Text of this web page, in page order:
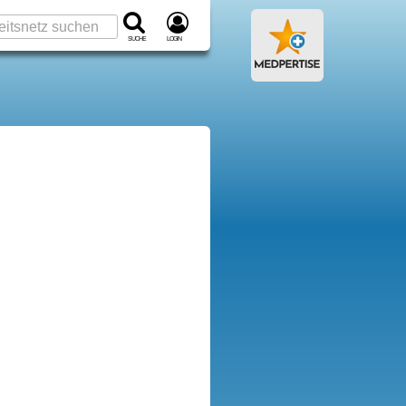
Suche Login